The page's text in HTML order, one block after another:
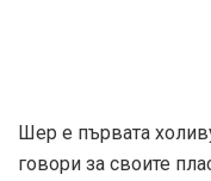
Шер е първата
говори за своите